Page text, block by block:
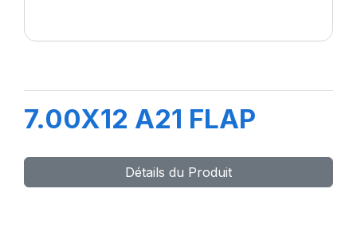
7.00X12 A21 FLAP
Détails du Produit